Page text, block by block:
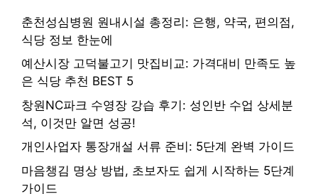
춘천성심병원 원내시설 총정리: 은행, 약국, 편의점,
식당 정보 한눈에
예산시장 고덕불고기 맛집비교: 가격대비 만족도 높
은 식당 추천 BEST 5
창원NC파크 수영장 강습 후기: 성인반 수업 상세분
석, 이것만 알면 성공!
개인사업자 통장개설 서류 준비: 5단계 완벽 가이드
마음챙김 명상 방법, 초보자도 쉽게 시작하는 5단계
가이드